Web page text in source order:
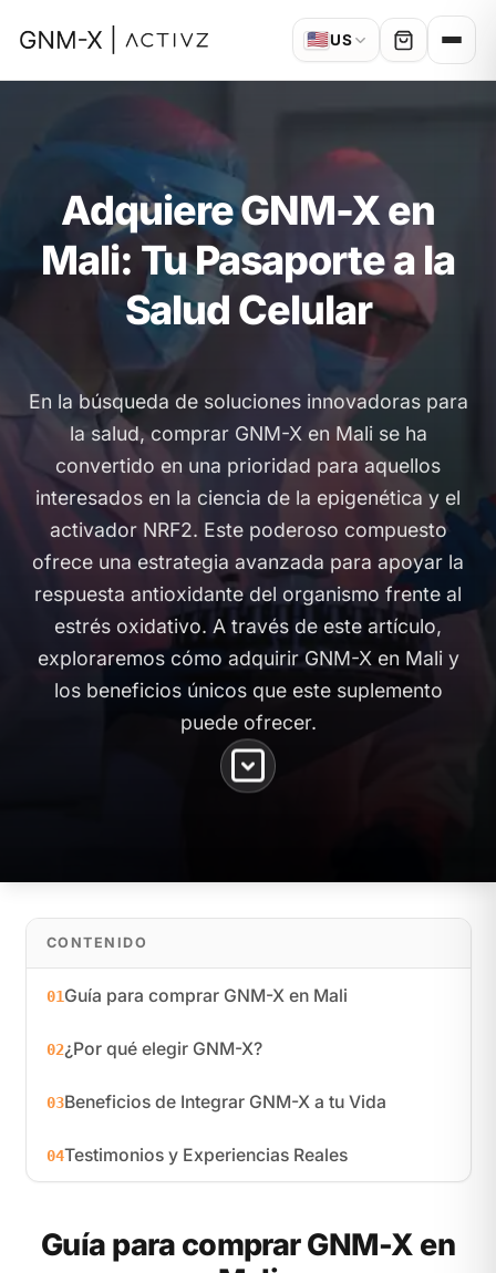
🇺🇸US
Adquiere GNM-X en
Mali: Tu Pasaporte a la
Salud Celular
En la búsqueda de soluciones innovadoras para
la salud, comprar GNM-X en Mali se ha
convertido en una prioridad para aquellos
interesados en la ciencia de la epigenética y el
activador NRF2. Este poderoso compuesto
ofrece una estrategia avanzada para apoyar la
respuesta antioxidante del organismo frente al
estrés oxidativo. A través de este artículo,
exploraremos cómo adquirir GNM-X en Mali y
los beneficios únicos que este suplemento
puede ofrecer.
CONTENIDO
01Guía para comprar GNM-X en Mali
02¿Por qué elegir GNM-X?
03Beneficios de Integrar GNM-X a tu Vida
04Testimonios y Experiencias Reales
Guía para comprar GNM-X en